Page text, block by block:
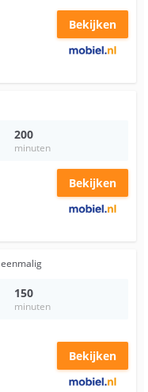
Bekijken
200
minuten
Bekijken
eenmalig
150
minuten
Bekijken